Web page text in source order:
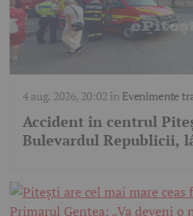
4 aug. 2026, 20:02 în Evenimente
Accident în centrul
Bulevardul Republicii,